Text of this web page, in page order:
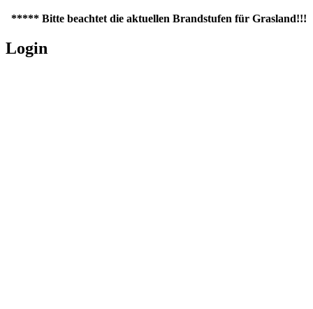
***** Bitte beachtet die aktuellen Brandstufen für
Login